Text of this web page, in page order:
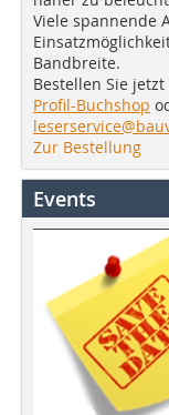
Viele spannende
Bandbreite.
Bestellen Sie
Profil-Buchshop
Zur Bestellung
Events